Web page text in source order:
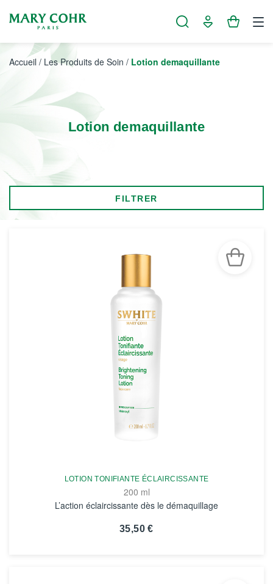
Accueil / Les Produits de Soin / Lotion demaquillante
Lotion demaquillante
FILTRER
LOTION TONIFIANTE ÉCLAIRCISSANTE
200 ml
L’action éclaircissante dès le démaquillage
35,50 €